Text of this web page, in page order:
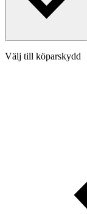
Välj till köparskydd